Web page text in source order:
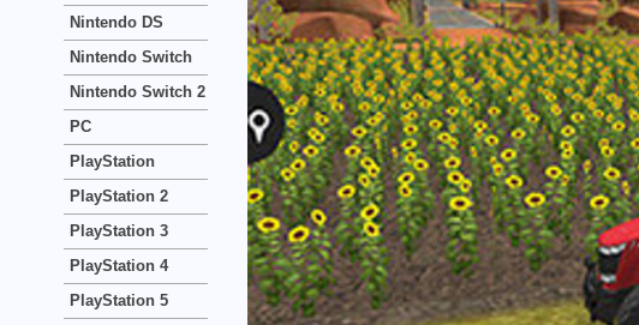
Nintendo DS
Nintendo Switch
Nintendo Switch 2
PC
PlayStation
PlayStation 2
PlayStation 3
PlayStation 4
PlayStation 5